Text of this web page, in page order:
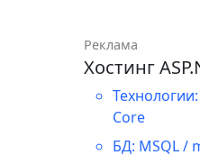
Реклама
Хостинг
Технологии:
Core
БД: MSQL /